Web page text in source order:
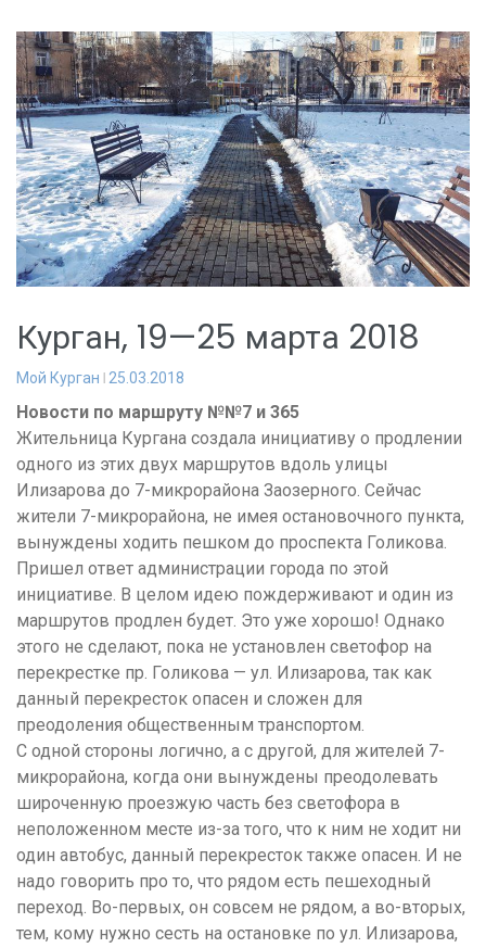
Курган, 19—25 марта 2018
Мой Курган 25.03.2018
Новости по маршруту №№7 и 365
Жительница Кургана создала инициативу о продлении
одного из этих двух маршрутов вдоль улицы
Илизарова до 7-микрорайона Заозерного. Сейчас
жители 7-микрорайона, не имея остановочного пункта,
вынуждены ходить пешком до проспекта Голикова.
Пришел ответ администрации города по этой
инициативе. В целом идею пождерживают и один из
маршрутов продлен будет. Это уже хорошо! Однако
этого не сделают, пока не установлен светофор на
перекрестке пр. Голикова — ул. Илизарова, так как
данный перекресток опасен и сложен для
преодоления общественным транспортом.
С одной стороны логично, а с другой, для жителей 7-
микрорайона, когда они вынуждены преодолевать
широченную проезжую часть без светофора в
неположенном месте из-за того, что к ним не ходит ни
один автобус, данный перекресток также опасен. И не
надо говорить про то, что рядом есть пешеходный
переход. Во-первых, он совсем не рядом, а во-вторых,
тем, кому нужно сесть на остановке по ул. Илизарова,